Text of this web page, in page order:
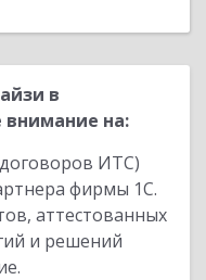
в
внимание на:
ИТС)
фирмы 1С.
аттестованных
и решений